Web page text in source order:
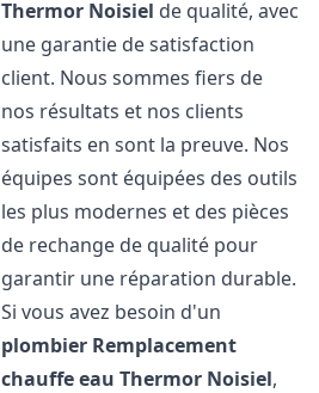
Thermor Noisiel de qualité, avec
une garantie de satisfaction
client. Nous sommes fiers de
nos résultats et nos clients
satisfaits en sont la preuve. Nos
équipes sont équipées des outils
les plus modernes et des pièces
de rechange de qualité pour
garantir une réparation durable.
Si vous avez besoin d'un
plombier Remplacement
chauffe eau Thermor Noisiel,